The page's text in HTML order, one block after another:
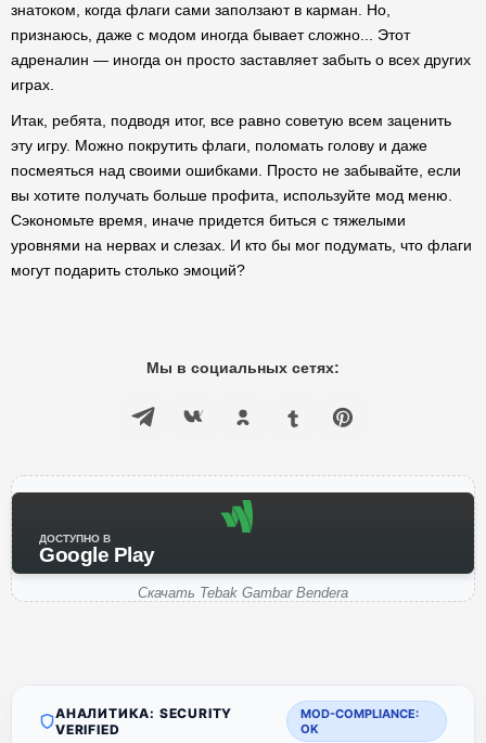
знатоком, когда флаги сами заползают в карман. Но,
признаюсь, даже с модом иногда бывает сложно... Этот
адреналин — иногда он просто заставляет забыть о всех других
играх.
Итак, ребята, подводя итог, все равно советую всем заценить
эту игру. Можно покрутить флаги, поломать голову и даже
посмеяться над своими ошибками. Просто не забывайте, если
вы хотите получать больше профита, используйте мод меню.
Сэкономьте время, иначе придется биться с тяжелыми
уровнями на нервах и слезах. И кто бы мог подумать, что флаги
могут подарить столько эмоций?
Мы в социальных сетях:
ДОСТУПНО В
Google Play
Скачать Tebak Gambar Bendera
АНАЛИТИКА: SECURITY
VERIFIED
MOD-COMPLIANCE:
OK